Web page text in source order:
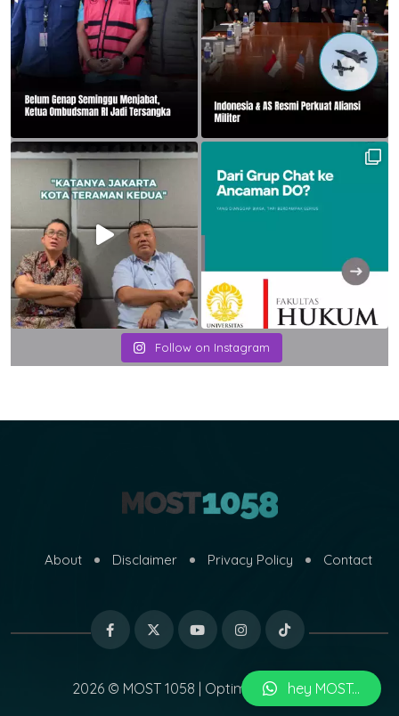
Follow on Instagram
About Disclaimer Privacy Policy Contact
2026 © MOST 1058 | Optimized byMARI
hey MOST...